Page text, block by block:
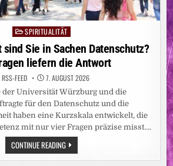
PostedSPIRITUALITÄT
Sie in Sachen Datenschutz?
liefern die Antwort
RSS-FEED 7. AUGUST 2026
der Universität Würzburg und die
für den Datenschutz und die
haben eine Kurzskala entwickelt, die
mit nur vier Fragen präzise misst….
CONTINUE READINGWIE
KOMPETENT
SIND